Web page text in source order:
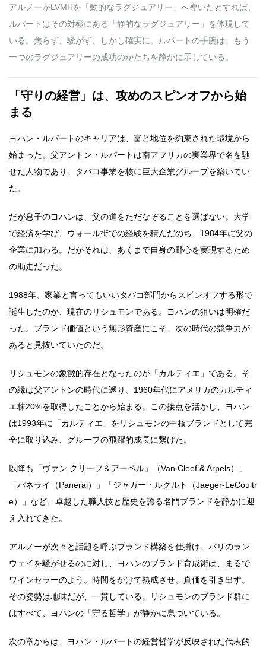
アルノーがLVMHを「動的なラグジュアリー」へ導いたとすれば、
ルパートはその対極にある「静的なラグジュアリー」を体現して
いる。焦らず、騒がず、しかし確実に。ルパートの手腕は、もう
一つのラグジュアリーの成功のかたちを静かに示している。
「守りの経営」は、攻めのスピンオフから始
まる
ヨハン・ルパートのキャリアは、富と地位を約束された環境から
始まった。父アントン・ルパートは南アフリカの実業界で名を馳
せた人物であり、タバコ事業を核に巨大企業グループを築いてい
た。
だが息子のヨハンは、父の道をただなぞることを選ばない。大学
で経済を学び、ウォール街での経験を積んだのち、1984年に父の
企業に加わる。だがそれは、あくまで自身の野心を実現するため
の助走だった。
1988年、家業と言ってもいいタバコ部門からスピンオフする形で
誕生したのが、現在のリシュモンである。ヨハンの狙いは明確だ
った。ブランド価値という無形資産にこそ、次の時代の競争力が
あると見抜いていたのだ。
リシュモンの象徴的存在となったのが「カルティエ」である。そ
の縁は父アントンの時代に遡り、1960年代にアメリカのカルティ
エ株20%を取得したことから始まる。この接点を活かし、ヨハン
は1993年に「カルティエ」をリシュモンの中核ブランドとして完
全に取り込み、グループの飛躍的成長に繋げた。
以降も「ヴァン クリーフ＆アーペル」（Van Cleef & Arpels）」
「パネライ（Panerai）」「ジャガー・ルクルト（Jaeger-LeCoultr
e）」など、卓越した職人技と歴史を誇る名門ブランドを静かに迎
え入れてきた。
アルノーが次々と話題を呼ぶブランド構築を仕掛け、パリのラン
ウェイを騒がせるのに対し、ヨハンのブランド育成術は、まるで
ワインセラーのよう。時間をかけて熟成させ、真価を引き出す。
その姿勢は地味だが、一貫している。リシュモンのブランド群に
はすべて、ヨハンの「守る哲学」が静かに息づいている。
次の章からは、ヨハン・ルパートの経営哲学が反映された代表的